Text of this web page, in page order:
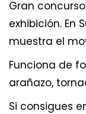
Gran
exhibición. En
muestra el
Funciona de
arañazo,
Si consigues